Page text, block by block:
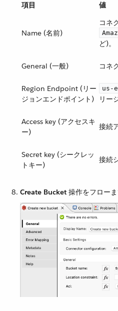
項目 値
Name (名前)
コネ
ど)。
General (一般) コネ
Region Endpoint (リー
ジョンエンドポイント)
us-
リー
Access key (アクセスキ
ー)
接続
Secret key (シークレッ
トキー)
接続
Create Bucket 操作をフロー